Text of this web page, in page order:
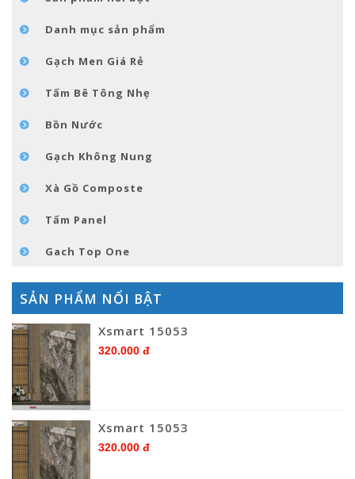
LIÊN HỆDanh mục sản phẩm
Gạch Men Giá Rẻ
Tấm Bê Tông Nhẹ
Bồn Nước
Gạch Không Nung
Xà Gồ Composte
Tấm Panel
Gach Top One
SẢN PHẨM NỔI BẬT
Xsmart 15053
320.000 đ
Xsmart 15053
320.000 đ